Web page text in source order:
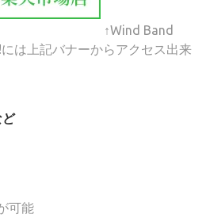
↑Wind Band
は上記バナーからアクセス出来
ど
可能